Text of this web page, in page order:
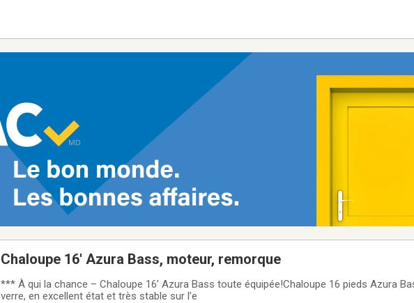
Chaloupe 16' Azura Bass, moteur, remorque
*** À qui la chance – Chaloupe 16’ Azura Bass toute équipée!Chaloupe 16 pieds Azura
verre, en excellent état et très stable sur l’e